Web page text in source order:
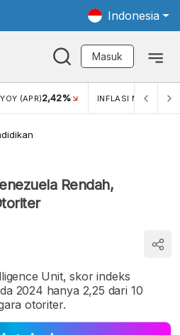
Indonesia
Masuk
(APR)2,42% INFLASI MOM (APR)
Rendah,
Unit, skor indeks
2024 hanya 2,25 dari 10
otoriter.